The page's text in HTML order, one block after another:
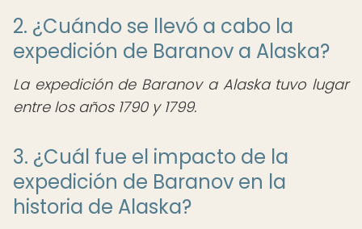
2. ¿Cuándo se llevó a cabo la
expedición de Baranov a Alaska?
La expedición de Baranov a Alaska tuvo lugar
entre los años 1790 y 1799.
3. ¿Cuál fue el impacto de la
expedición de Baranov en la
historia de Alaska?